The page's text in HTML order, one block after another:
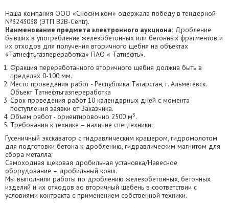
Наша компания ООО «Сносим.ком» одержала победу в тендерной
№3243038 (ЭТП В2В-Centr).
Наименование предмета электронного аукциона: Дробление
бывших в употребление железобетонных или бетонных фрагментов и
их отходов для получения вторичного щебня на объектах
«Татнефтьгазпереработка» ПАО « Татнефть».
Фракция переработанного вторичного щебня должна быть в
пределах 0-100 мм.
Место проведения работ - Республика Татарстан, г. Альметевск.
Объект Татнефтьгазпереработка
Срок проведения работ 10 календарных дней с момента
поступления заявки от Заказчика.
Объем работ - ориентировочно 2500 м3.
Требования к технике – наличие спецтехники:
Гусеничный экскаватор с гидравлическим крашером, гидромолотом
для подготовки бетона к дроблению, гидравлическим магнитом для
сбора металла;
Самоходная щековая дробильная установка/Навесное
оборудование – дробильный ковш.
Мы выполнили работы по дроблению железобетонных, бетонных
изделий и их отходов во вторичный щебень в соответствии с
условиями контракта с применением собственной техники.